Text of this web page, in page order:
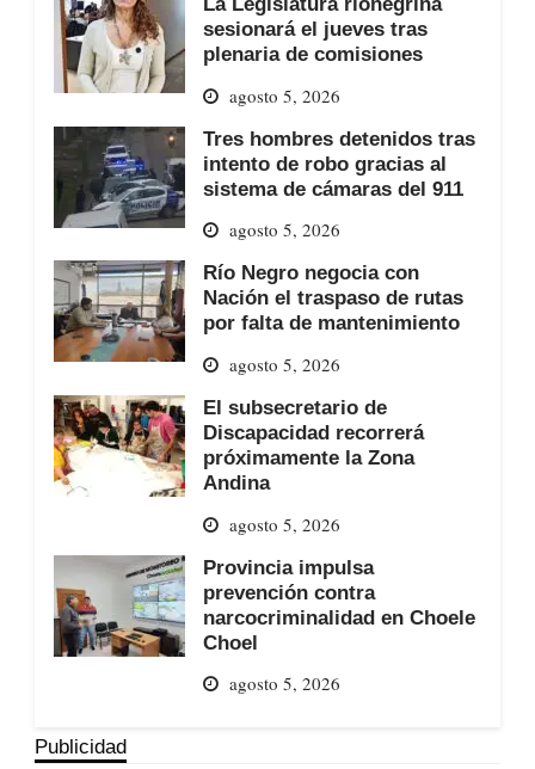
sesionará el jueves tras
plenaria de comisiones
agosto 5, 2026
Tres hombres detenidos tras
intento de robo gracias al
sistema de cámaras del 911
agosto 5, 2026
Río Negro negocia con
Nación el traspaso de rutas
por falta de mantenimiento
agosto 5, 2026
El subsecretario de
Discapacidad recorrerá
próximamente la Zona
Andina
agosto 5, 2026
Provincia impulsa
prevención contra
narcocriminalidad en Choele
Choel
agosto 5, 2026
Publicidad